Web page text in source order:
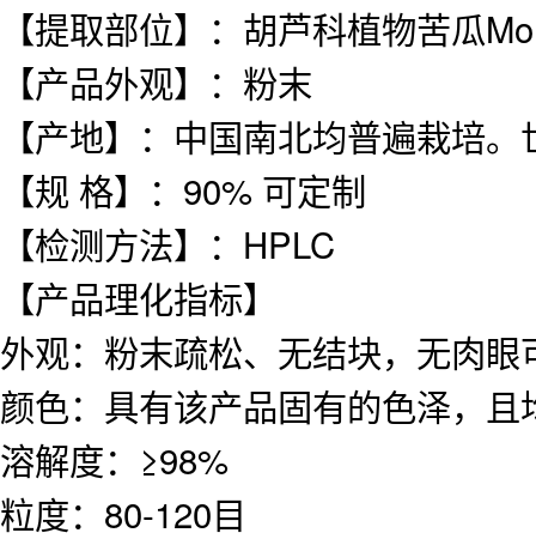
【提取部位】：胡芦科植物苦瓜
【产品外观】：粉末
【产地】：中国南北均普遍栽培
【规 格】：90% 可定制
【检测方法】：HPLC
【产品理化指标】
外观：粉末疏松、无结块，无肉眼
颜色：具有该产品固有的色泽，且
溶解度：≥98%
粒度：80-120目